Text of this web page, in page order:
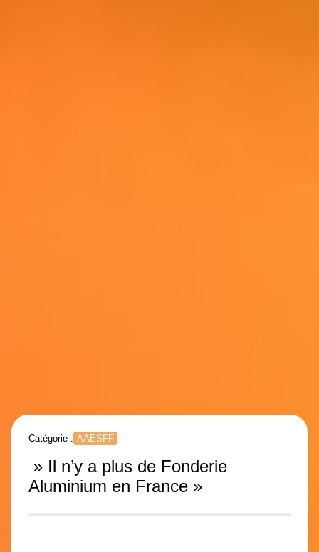
Catégorie : AAESFF
» Il n’y a plus de Fonderie
Aluminium en France »